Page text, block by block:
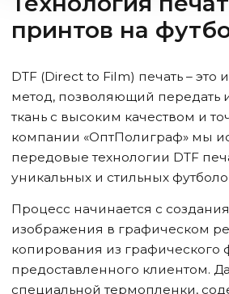
принтов на
DTF (Direct to Film) печать –
метод, позволяющий передать
ткань с высоким качеством и
компании «ОптПолиграф» мы
передовые технологии DTF
уникальных и стильных
Процесс начинается с
изображения в графическом
копирования из графического
предоставленного клиентом.
специальной термопленки,